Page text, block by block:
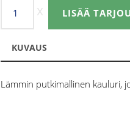
kauluri
määrä
LISÄÄ
KUVAUS
Lämmin putkimallinen kauluri,